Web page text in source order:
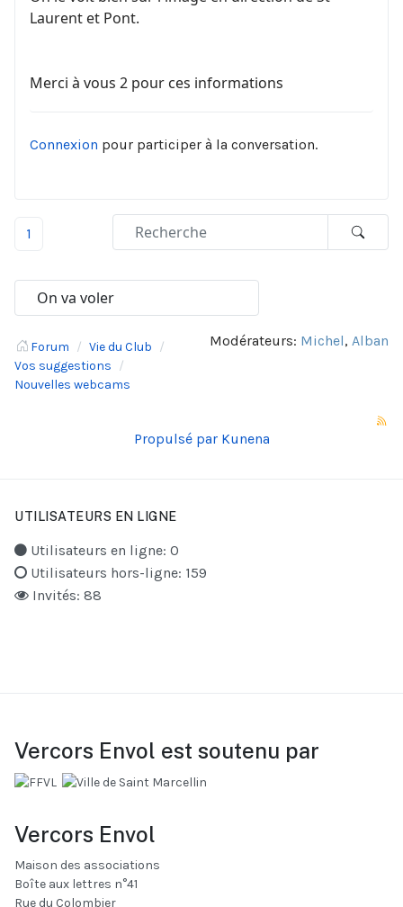
Laurent et Pont.
Merci à vous 2 pour ces informations
Connexion pour participer à la conversation.
1
Modérateurs: Michel, Alban
Forum
Vie du Club
Vos suggestions
Nouvelles webcams
Propulsé par Kunena
UTILISATEURS EN LIGNE
Utilisateurs en ligne: 0
Utilisateurs hors-ligne: 159
Invités: 88
Vercors Envol est soutenu par
Vercors Envol
Maison des associations
Boîte aux lettres n°41
Rue du Colombier